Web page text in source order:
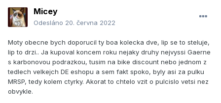
Micey
Odesláno 20. června 2022
Moty obecne bych doporucil ty boa kolecka dve, lip se to steluje,
lip to drzi.. Ja kupoval koncem roku nejaky druhy nejvyssi Gaerne
s karbonovou podrazkou, tusim na bike discount nebo jednom z
tedlech velkejch DE eshopu a sem fakt spoko, byly asi za pulku
MRSP, tedy kolem ctyrky. Akorat to chtelo vzit o pulcislo vetsi nez
obvykle.